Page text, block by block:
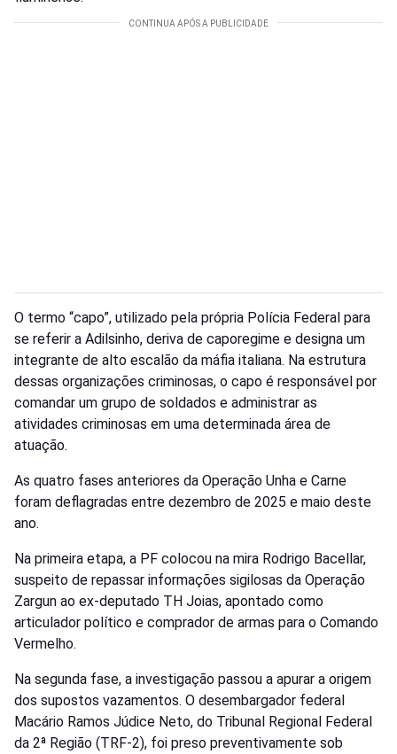
O termo “capo”, utilizado pela própria Polícia Federal para
se referir a Adilsinho, deriva de caporegime e designa um
integrante de alto escalão da máfia italiana. Na estrutura
dessas organizações criminosas, o capo é responsável por
comandar um grupo de soldados e administrar as
atividades criminosas em uma determinada área de
atuação.
As quatro fases anteriores da Operação Unha e Carne
foram deflagradas entre dezembro de 2025 e maio deste
ano.
Na primeira etapa, a PF colocou na mira Rodrigo Bacellar,
suspeito de repassar informações sigilosas da Operação
Zargun ao ex-deputado TH Joias, apontado como
articulador político e comprador de armas para o Comando
Vermelho.
Na segunda fase, a investigação passou a apurar a origem
dos supostos vazamentos. O desembargador federal
Macário Ramos Júdice Neto, do Tribunal Regional Federal
da 2ª Região (TRF-2), foi preso preventivamente sob